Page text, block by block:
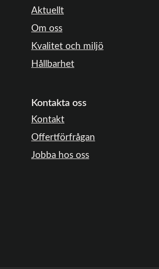
Aktuellt
Om oss
Kvalitet och miljö
Hållbarhet
Kontakta oss
Kontakt
Offertförfrågan
Jobba hos oss